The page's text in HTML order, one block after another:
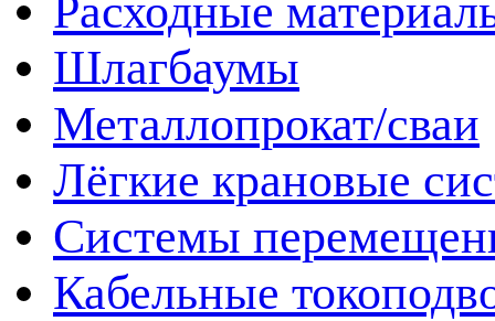
Расходные
Шлагбаумы
Металлопрокат/сваи
Лёгкие крановые
Системы
Кабельные